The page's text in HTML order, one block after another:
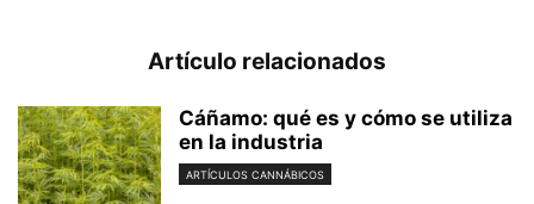
Artículo relacionados
Cáñamo: qué es y cómo se utiliza
en la industria
ARTÍCULOS CANNÁBICOS